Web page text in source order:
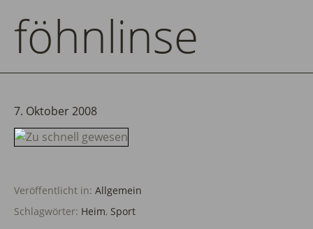
föhnlinse
7. Oktober 2008
Veröffentlicht in: Allgemein
Schlagwörter: Heim, Sport